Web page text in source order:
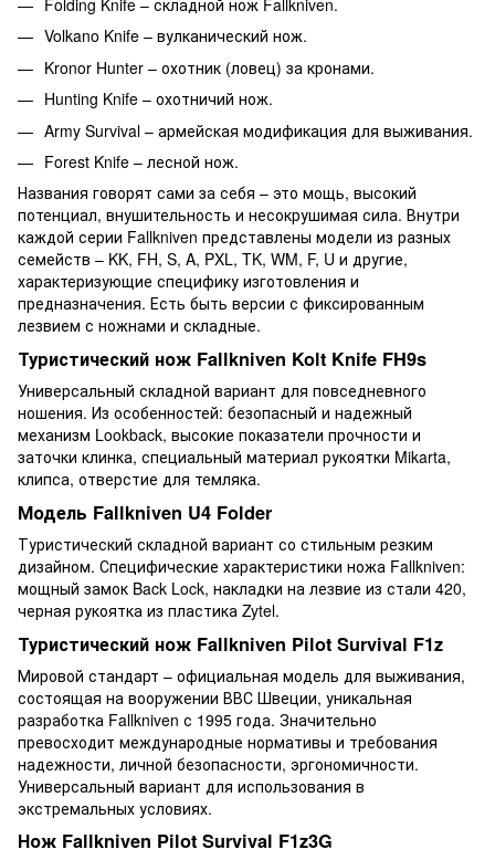
Volkano Knife – вулканический нож.
Kronor Hunter – охотник (ловец) за кронами.
Hunting Knife – охотничий нож.
Army Survival – армейская модификация для выживания.
Forest Knife – лесной нож.
Названия говорят сами за себя – это мощь, высокий
потенциал, внушительность и несокрушимая сила. Внутри
каждой серии Fallkniven представлены модели из разных
семейств – KK, FH, S, A, PXL, TK, WM, F, U и другие,
характеризующие специфику изготовления и
предназначения. Есть быть версии с фиксированным
лезвием с ножнами и складные.
Туристический нож Fallkniven Kolt Knife FH9s
Универсальный складной вариант для повседневного
ношения. Из особенностей: безопасный и надежный
механизм Lookback, высокие показатели прочности и
заточки клинка, специальный материал рукоятки Mikarta,
клипса, отверстие для темляка.
Модель Fallkniven U4 Folder
Туристический складной вариант со стильным резким
дизайном. Специфические характеристики ножа Fallkniven:
мощный замок Back Lock, накладки на лезвие из стали 420,
черная рукоятка из пластика Zytel.
Туристический нож Fallkniven Pilot Survival F1z
Мировой стандарт – официальная модель для выживания,
состоящая на вооружении ВВС Швеции, уникальная
разработка Fallkniven с 1995 года. Значительно
превосходит международные нормативы и требования
надежности, личной безопасности, эргономичности.
Универсальный вариант для использования в
экстремальных условиях.
Нож Fallkniven Pilot Survival F1z3G